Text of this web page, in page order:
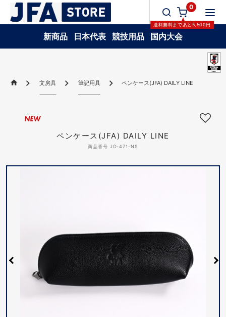
0
送料無料まであと 5,500円
新商品 日本代表 競技用品 国内大会
文房具 筆記用具 ペンケース(JFA) DAILY LINE
ペンケース(JFA) DAILY LINE
商品番号 JO-471-NS
NEW